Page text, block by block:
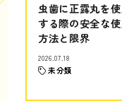
虫歯に正露丸を
する際の安全な
方法と限界
2026.07.18
未分類